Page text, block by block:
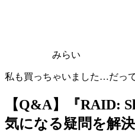
みらい
私も買っちゃいました…だっ
【Q&A】『RAID:
気になる疑問を解決